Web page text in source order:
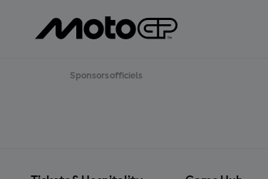
Sponsors officiels